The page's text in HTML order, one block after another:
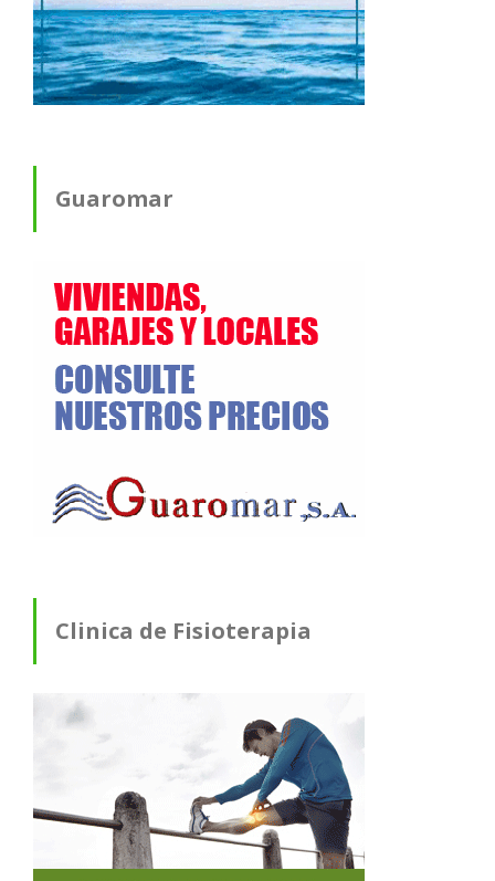
Guaromar
Clinica de Fisioterapia